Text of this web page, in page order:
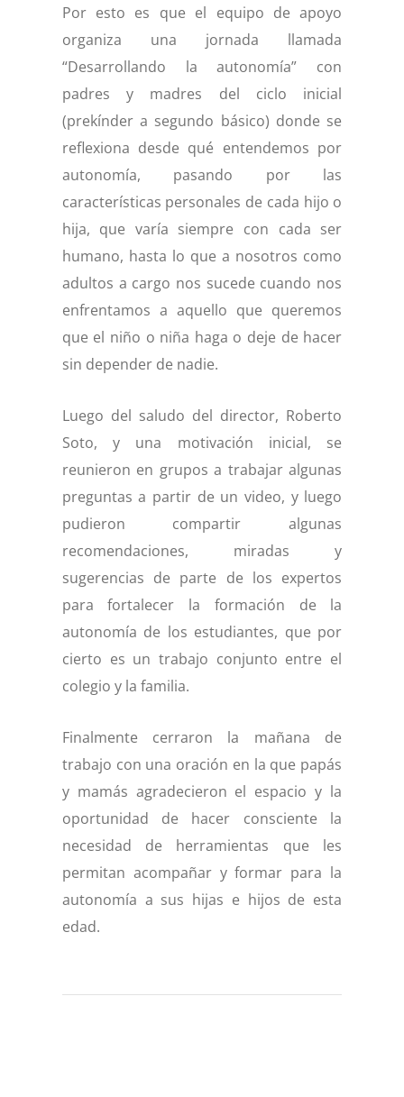
Por esto es que el equipo de apoyo
organiza una jornada llamada
“Desarrollando la autonomía” con
padres y madres del ciclo inicial
(prekínder a segundo básico) donde se
reflexiona desde qué entendemos por
autonomía, pasando por las
características personales de cada hijo o
hija, que varía siempre con cada ser
humano, hasta lo que a nosotros como
adultos a cargo nos sucede cuando nos
enfrentamos a aquello que queremos
que el niño o niña haga o deje de hacer
sin depender de nadie.
Luego del saludo del director, Roberto
Soto, y una motivación inicial, se
reunieron en grupos a trabajar algunas
preguntas a partir de un video, y luego
pudieron compartir algunas
recomendaciones, miradas y
sugerencias de parte de los expertos
para fortalecer la formación de la
autonomía de los estudiantes, que por
cierto es un trabajo conjunto entre el
colegio y la familia.
Finalmente cerraron la mañana de
trabajo con una oración en la que papás
y mamás agradecieron el espacio y la
oportunidad de hacer consciente la
necesidad de herramientas que les
permitan acompañar y formar para la
autonomía a sus hijas e hijos de esta
edad.